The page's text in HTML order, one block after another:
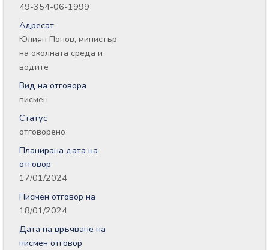
49-354-06-1999
Адресат
Юлиян Попов, министър
на околната среда и
водите
Вид на отговора
писмен
Статус
отговорено
Планирана дата на
отговор
17/01/2024
Писмен отговор на
18/01/2024
Дата на връчване на
писмен отговор